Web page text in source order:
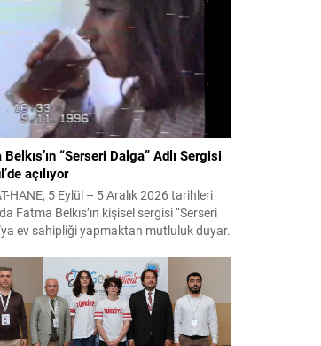
“Serseri Dalga” Adlı Sergisi
açılıyor
HANE, 5 Eylül – 5 Aralık 2026 tarihleri
Fatma Belkıs’ın kişisel sergisi “Serseri
ev sahipliği yapmaktan mutluluk duyar.
ve çoğu zaman ölümcül olabilen
alan sergi, dostluğu, mizahı
duygusal kriz anlarında yön
yolları olarak öne sürüyor. Haber :